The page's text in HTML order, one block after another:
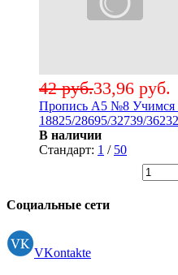
33,96 руб.
42 руб.
Пропись А5 №8 Учимся
18825/28695/32739/36232
В наличии
Стандарт: 1 / 50
Социальные сети
VKontakte